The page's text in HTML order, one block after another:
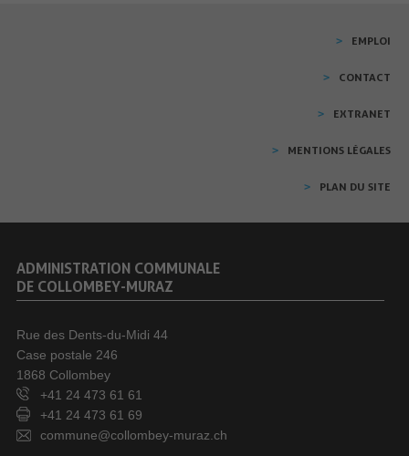
EMPLOI
CONTACT
EXTRANET
MENTIONS LÉGALES
PLAN DU SITE
ADMINISTRATION COMMUNALE
DE COLLOMBEY-MURAZ
Rue des Dents-du-Midi 44
Case postale 246
1868 Collombey
+41 24 473 61 61
+41 24 473 61 69
commune@collombey-muraz.ch